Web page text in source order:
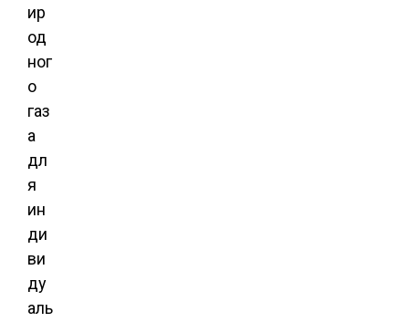
ир
од
ног
о
газ
а
дл
я
ин
ди
ви
ду
аль